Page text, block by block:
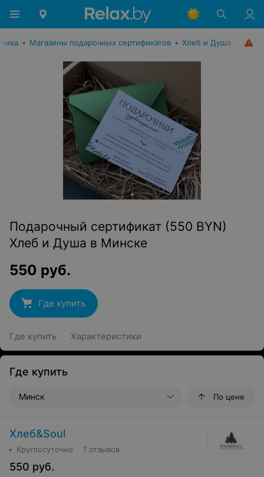
• Магазины подарочных сертификатов • Хлеб и Душа
Подарочный сертификат (550 BYN)
Хлеб и Душа в Минске
550 руб.
Где купить
Где купить Характеристики
Где купить
Минск По цене
Хлеб&Soul
Круглосуточно 7 отзывов
550 руб.